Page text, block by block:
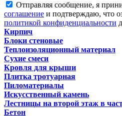
Отправляя сообщение, я
соглашение и подтверждаю, что
политикой конфиденциальности
Кирпич
Блоки стеновые
Теплоизоляционный материал
Сухие смеси
Кровля для крыши
Плитка тротуарная
Пиломатериалы
Искусственный камень
Лестницы на второй этаж в
Бетон